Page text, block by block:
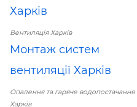
Харків
Вентиляція Харків
Монтаж систем
вентиляції Харків
Опалення та гаряче водопостачання
Харків